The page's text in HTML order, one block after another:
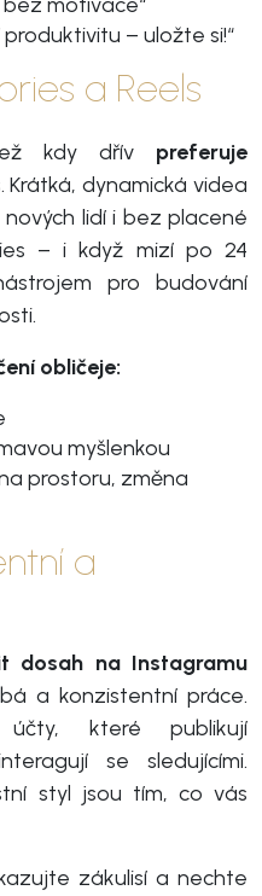
– uložte si!“
a Reels
kdy dřív preferuje
Krátká, dynamická videa
lidí i bez placené
– i když mizí po 24
pro budování
obličeje:
myšlenkou
prostoru, změna
a
dosah na Instagramu
a konzistentní práce.
účty, které publikují
se sledujícími.
styl jsou tím, co vás
zákulisí a nechte